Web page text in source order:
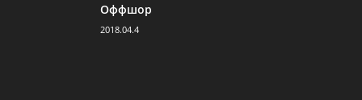
Оффшор
2018.04.4